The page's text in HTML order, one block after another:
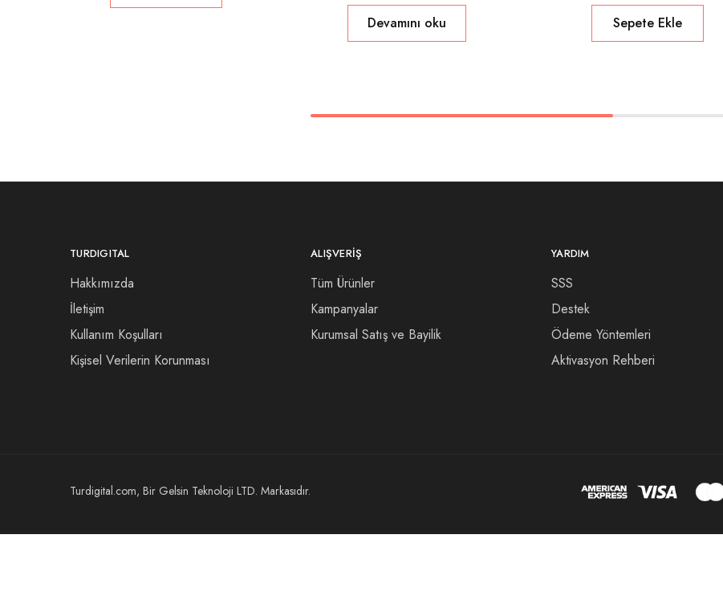
Devamını oku Sepete Ekle
TURDIGITAL
Hakkımızda
İletişim
Kullanım Koşulları
Kişisel Verilerin Korunması
ALIŞVERIŞ
Tüm Ürünler
Kampanyalar
Kurumsal Satış ve Bayilik
YARDIM
SSS
Destek
Ödeme Yöntemleri
Aktivasyon Rehberi
Turdigital.com, Bir Gelsin Teknoloji LTD. Markasıdır.